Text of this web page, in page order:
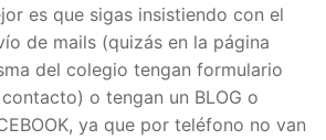
es que sigas insistiendo con el
de mails (quizás en la página
del colegio tengan formulario
o tengan un BLOG o
ya que por teléfono no van